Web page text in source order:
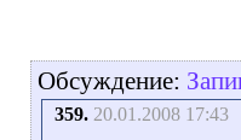
Обсуждение:
359. 20.01.2008 17:43